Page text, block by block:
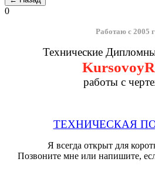
0
Работаю с 2005
Технические
работы с
ТЕХНИЧЕСКАЯ
Я всегда открыт для
Позвоните мне или напишите,